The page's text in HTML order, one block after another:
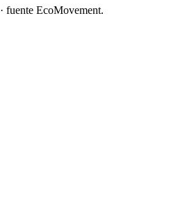
· fuente EcoMovement.